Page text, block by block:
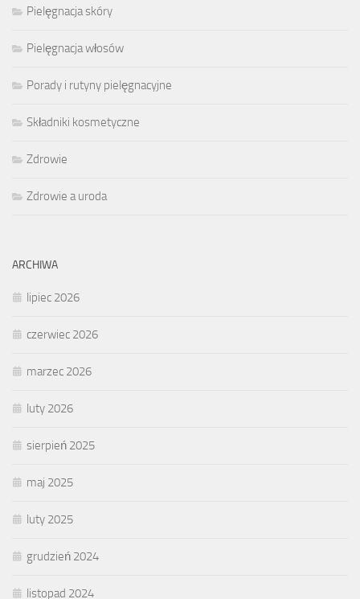
Pielęgnacja skóry
Pielęgnacja włosów
Porady i rutyny pielęgnacyjne
Składniki kosmetyczne
Zdrowie
Zdrowie a uroda
ARCHIWA
lipiec 2026
czerwiec 2026
marzec 2026
luty 2026
sierpień 2025
maj 2025
luty 2025
grudzień 2024
listopad 2024